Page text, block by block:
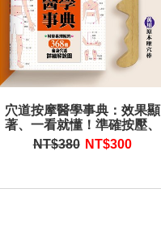
穴道按摩醫學事典：效果顯
著、一看就懂！準確按壓、
改善症狀！（超值組合：1
書 + 1原木壓穴棒）
NT$380 NT$300